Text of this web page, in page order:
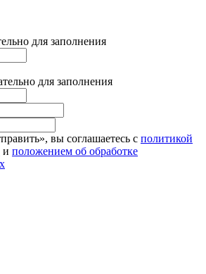
для заполнения
для заполнения
вы соглашаетесь с политикой
и положением об обработке